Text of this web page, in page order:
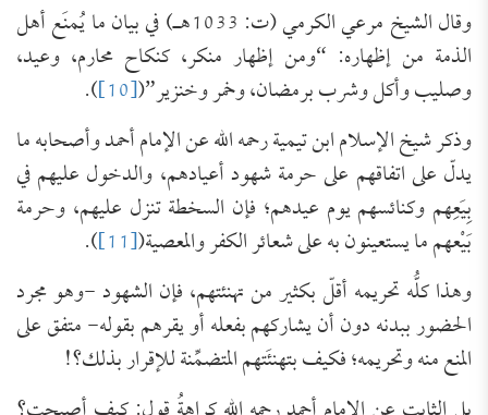
وقال الشيخ مرعي الكرمي (ت: 1033هـ) في بيان ما يُمنَع أهل
الذمة من إظهاره: “ومن إظهار منكر، كنكاح محارم، وعيد،
وصليب وأكل وشرب برمضان، وخمر وخنزير”([10]
).
وذكر شيخ الإسلام ابن تيمية رحمه الله عن الإمام أحمد وأصحابه ما
يدلّ على اتفاقهم على حرمة شهود أعيادهم، والدخول عليهم في
بِيَعِهم وكنائسهم يوم عيدهم؛ فإن السخطة تنزل عليهم، وحرمة
بَيْعهم ما يستعينون به على شعائر الكفر والمعصية([11]
).
وهذا كلُّه تحريمه أقلّ بكثير من تهنئتهم، فإن الشهود -وهو مجرد
الحضور ببدنه دون أن يشاركهم بفعله أو يقرهم بقوله- متفق على
المنع منه وتحريمه؛ فكيف بتهنئَتهم المتضمِّنة للإقرار بذلك؟!